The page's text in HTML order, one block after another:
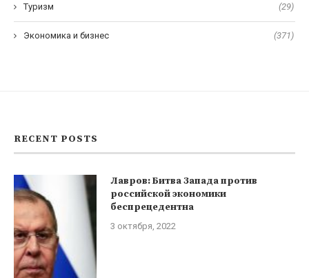
Туризм (29)
Экономика и бизнес (371)
RECENT POSTS
Лавров: Битва Запада против
российской экономики
беспрецедентна
3 октября, 2022